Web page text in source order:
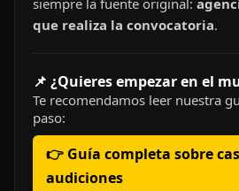
siempre la fuente original:
que realiza la convocatoria.
📌 ¿Quieres empezar en el
Te recomendamos leer nuestra
paso:
👉 Guía completa sobre
audiciones